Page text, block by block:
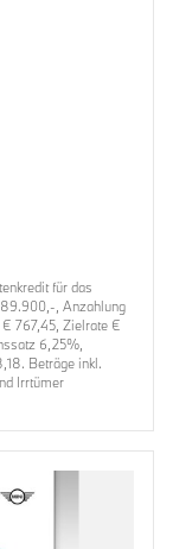
für das
, Anzahlung
767,45, Zielrate €
6,25%,
Beträge inkl.
Irrtümer